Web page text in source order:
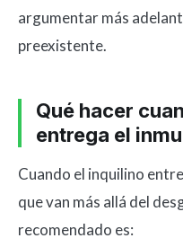
argumentar más
preexistente.
Qué hacer
entrega el
Cuando el inquilino
que van más allá del
recomendado es: